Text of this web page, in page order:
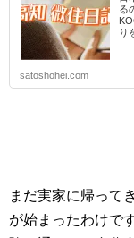
る
り
satoshohei.com
まだ実家に帰って
が始まったわけで